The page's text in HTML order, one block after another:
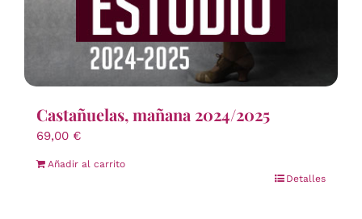
Castañuelas, mañana 2024/2025
69,00 €
Añadir al carrito
Detalles